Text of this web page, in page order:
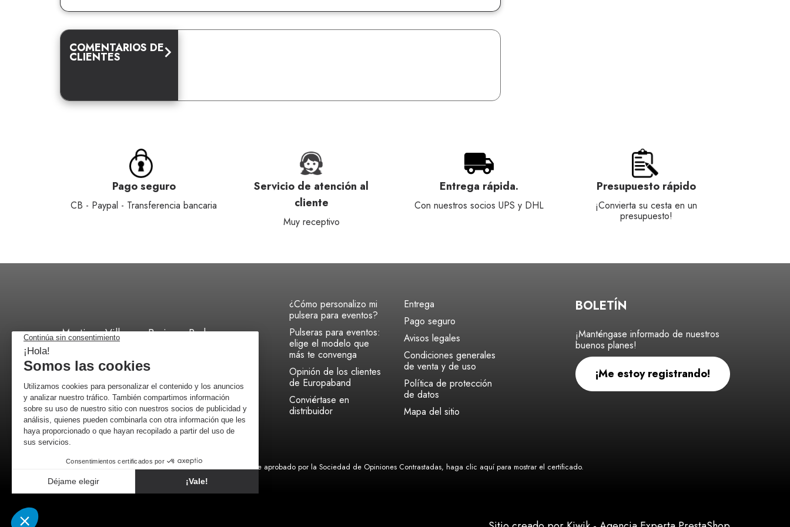
COMENTARIOS DE
CLIENTES
Pago seguro
CB - Paypal - Transferencia bancaria
Servicio de atención al
cliente
Muy receptivo
Entrega rápida.
Con nuestros socios UPS y DHL
Presupuesto rápido
¡Convierta su cesta en un
presupuesto!
Martinez Villergas Business Park,
C/ 28027 Madrid
+34 518 88 96 52
por correo
¿Cómo personalizo mi
pulsera para eventos?
Pulseras para eventos:
elige el modelo que
más te convenga
Opinión de los clientes
de Europaband
Conviértase en
distribuidor
Entrega
Pago seguro
Avisos legales
Condiciones generales
de venta y de uso
Política de protección
de datos
Mapa del sitio
BOLETÍN
¡Manténgase informado de nuestros
buenos planes!
¡Me estoy registrando!
Comerciante aprobado por la Sociedad de Opiniones Contrastadas, haga clic aquí para mostrar el certificado.